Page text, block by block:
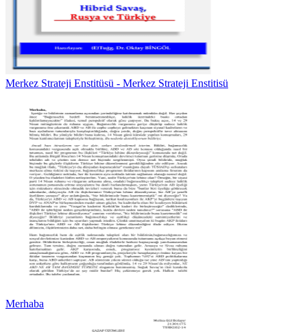
Merkez Strateji Enstitüsü - Merkez Strateji Enstitisü
Merhaba